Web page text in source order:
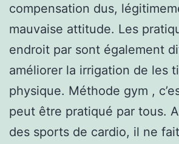
compensation dus,
mauvaise attitude. Les
endroit par sont également
améliorer la irrigation de les
physique. Méthode gym ,
peut être pratiqué par tous.
des sports de cardio, il ne